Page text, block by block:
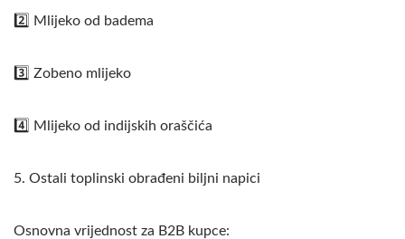
2️⃣ Mlijeko od badema
3️⃣ Zobeno mlijeko
4️⃣ Mlijeko od indijskih oraščića
5. Ostali toplinski obrađeni biljni napici
Osnovna vrijednost za B2B kupce: